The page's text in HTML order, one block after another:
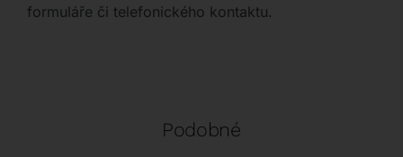
formuláře či telefonického kontaktu.
Podobné